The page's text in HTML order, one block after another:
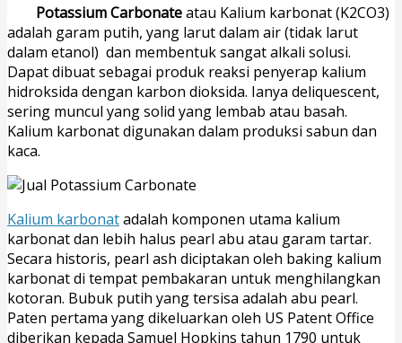
Potassium Carbonateatau Kalium karbonat (K2CO3)
adalah garam putih, yang larut dalam air (tidak larut
dalam etanol) dan membentuk sangat alkali solusi.
Dapat dibuat sebagai produk reaksi penyerap kalium
hidroksida dengan karbon dioksida. Ianya deliquescent,
sering muncul yang solid yang lembab atau basah.
Kalium karbonat digunakan dalam produksi sabun dan
kaca.
Kalium karbonatadalah komponen utama kalium
karbonat dan lebih halus pearl abu atau garam tartar.
Secara historis, pearl ash diciptakan oleh baking kalium
karbonat di tempat pembakaran untuk menghilangkan
kotoran. Bubuk putih yang tersisa adalah abu pearl.
Paten pertama yang dikeluarkan oleh US Patent Office
diberikan kepada Samuel Hopkins tahun 1790 untuk